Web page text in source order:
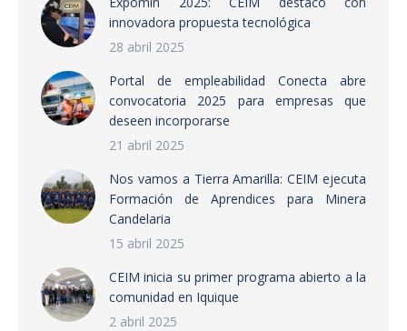
innovadora propuesta tecnológica
28 abril 2025
Portal de empleabilidad Conecta abre
convocatoria 2025 para empresas que
deseen incorporarse
21 abril 2025
Nos vamos a Tierra Amarilla: CEIM ejecuta
Formación de Aprendices para Minera
Candelaria
15 abril 2025
CEIM inicia su primer programa abierto a la
comunidad en Iquique
2 abril 2025